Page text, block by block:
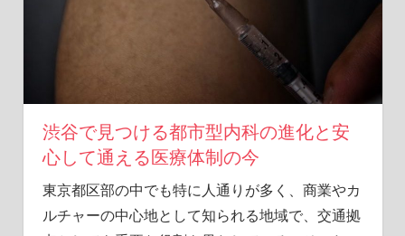
渋谷で見つける都市型内科の進化と安
心して通える医療体制の今
東京都区部の中でも特に人通りが多く、商業やカ
ルチャーの中心地として知られる地域で、交通拠